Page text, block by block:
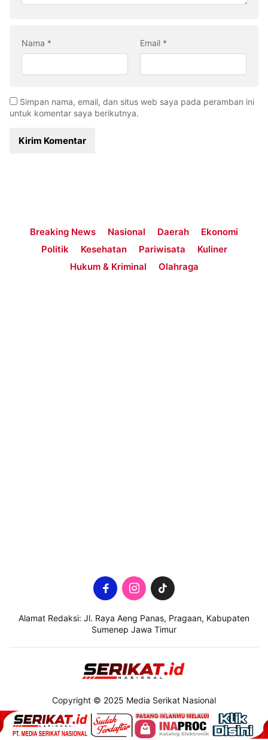
Nama * Email *
Simpan nama, email, dan situs web saya pada peramban ini
untuk komentar saya berikutnya.
Breaking News Nasional Daerah
Ekonomi
Politik
Kesehatan Pariwisata
Kuliner
Hukum & Kriminal
Olahraga
Alamat Redaksi: Jl. Raya Aeng Panas, Pragaan, Kabupaten
Sumenep Jawa Timur
Copyright © 2025 Media Serikat Nasional